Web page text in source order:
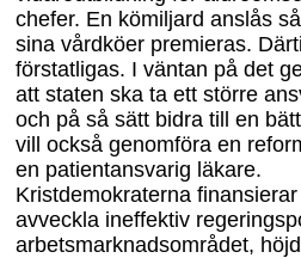
chefer. En kömiljard anslås
sina vårdköer premieras.
förstatligas. I väntan på det
att staten ska ta ett större
och på så sätt bidra till en
vill också genomföra en
en patientansvarig läkare.
Kristdemokraterna
avveckla ineffektiv
arbetsmarknadsområdet,